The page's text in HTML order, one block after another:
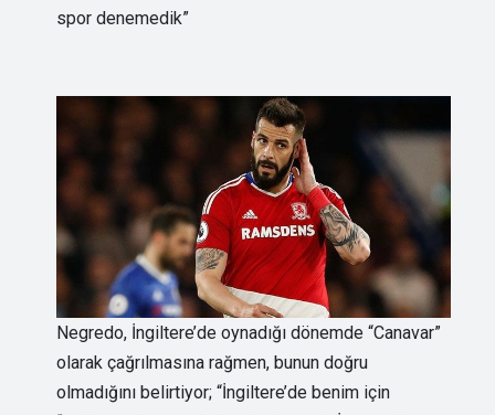
spor denemedik”
Negredo, İngiltere’de oynadığı dönemde “Canavar”
olarak çağrılmasına rağmen, bunun doğru
olmadığını belirtiyor; “İngiltere’de benim için